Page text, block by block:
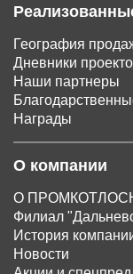
География
Дневники
Наши партнеры
Награды
О компании
О
Филиал
История
Новости